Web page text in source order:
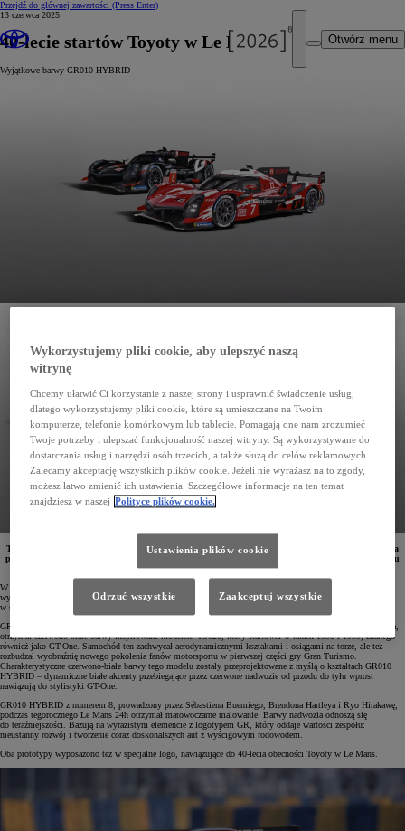
Przejdź do głównej zawartości (Press Enter)
Otwórz menu
13 czerwca 2025
40-lecie startów Toyoty w Le Mans 24h
Wyjątkowe barwy GR010 HYBRID
Toyota uczciła 40-lecie startów w 24-godzinnym wyścigu Le Mans, prezentując unikatowe malowania
prototypowych GR010 HYBRID. Jedno z nich oddaje hołd ikonicznemu samochodowi wyścigowemu
z przeszłości, drugie – odzwierciedla współczesnego ducha walki.
W dniach 14-15 czerwca br. na francuskim torze Circuit de La Sarthe odbyła się 93. edycja 24-godzinnego
wyścigu Le Mans. Podczas tego wydarzenia fabryczny zespół TOYOTA GAZOO Racing rywalizował
w specjalnych malowaniach.
GR010 HYBRID z numerem 7, prowadzony przez Mike’a Conwaya, Kamui Kobayashiego i Nycka de Vriesa,
otrzymał czerwono-białe barwy inspirowane modelem TS020, który startował w latach 1998 i 1999, znanego
również jako GT-One. Samochód ten zachwycał aerodynamicznymi kształtami i osiągami na torze, ale też
rozbudzał wyobraźnię nowego pokolenia fanów motorsportu w pierwszej części gry Gran Turismo.
Charakterystyczne czerwono-białe barwy tego modelu zostały przeprojektowane z myślą o kształtach GR010
HYBRID – dynamiczne białe akcenty przebiegające przez czerwone nadwozie od przodu do tyłu wprost
nawiązują do stylistyki GT-One.
GR010 HYBRID z numerem 8, prowadzony przez Sébastiena Buemiego, Brendona Hartleya i Ryo Hirakawę,
podczas tegorocznego Le Mans 24h otrzymał matowoczarne malowanie. Barwy nadwozia odnoszą się
do teraźniejszości. Bazują na wyrazistym elemencie z logotypem GR, który oddaje wartości zespołu:
nieustanny rozwój i tworzenie coraz doskonalszych aut z wyścigowym rodowodem.
Oba prototypy wyposażono też w specjalne logo, nawiązujące do 40-lecia obecności Toyoty w Le Mans.
Wykorzystujemy pliki cookie, aby ulepszyć naszą
witrynę
Chcemy ułatwić Ci korzystanie z naszej strony i usprawnić świadczenie usług,
dlatego wykorzystujemy pliki cookie, które są umieszczane na Twoim
komputerze, telefonie komórkowym lub tablecie. Pomagają one nam zrozumieć
Twoje potrzeby i ulepszać funkcjonalność naszej witryny. Są wykorzystywane do
dostarczania usług i narzędzi osób trzecich, a także służą do celów reklamowych.
Zalecamy akceptację wszystkich plików cookie. Jeżeli nie wyrażasz na to zgody,
możesz łatwo zmienić ich ustawienia. Szczegółowe informacje na ten temat
znajdziesz w naszej Polityce plików cookie.
Ustawienia plików cookie
Odrzuć wszystkie Zaakceptuj wszystkie